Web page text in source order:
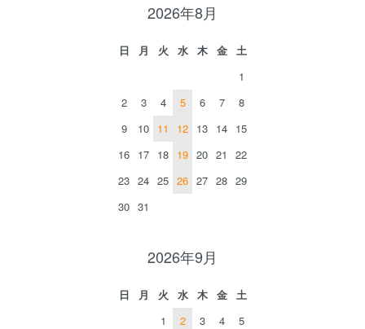
2026年8月
日 月 火 水 木 金
土
1
2
3 4 5 6 7
8
9
10 11 12 13 14 15
16 17 18 19 20 21
22
23 24 25 26 27 28 29
30 31
2026年9月
日 月 火 水 木 金
土
1
2 3 4
5